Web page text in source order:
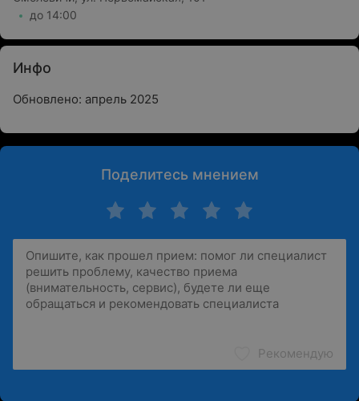
до 14:00
Инфо
Обновлено: апрель 2025
Поделитесь мнением
Рекомендую